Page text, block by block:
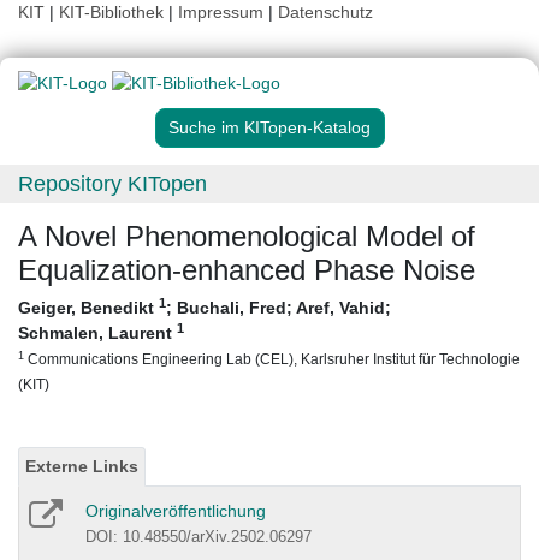
KIT | KIT-Bibliothek | Impressum | Datenschutz
Suche im KITopen-Katalog
Repository KITopen
A Novel Phenomenological Model of
Equalization-enhanced Phase Noise
Geiger, Benedikt 1; Buchali, Fred; Aref, Vahid;
Schmalen, Laurent 1
1 Communications Engineering Lab (CEL), Karlsruher Institut für Technologie
(KIT)
Externe Links
Originalveröffentlichung
DOI: 10.48550/arXiv.2502.06297